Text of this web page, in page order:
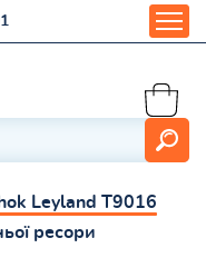
Leyland Т9016
ресори